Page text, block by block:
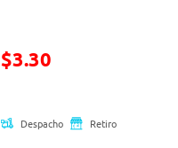
Precio reducido de
$3.30
Despacho Retiro